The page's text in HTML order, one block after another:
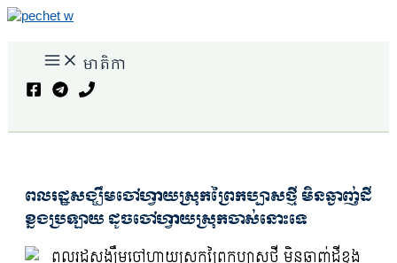
Skip
content
មាតិកា
ពលរដ្ឋសង្ឃឹមចៅហ្វាយស្រុកព្រៃកប្បាសថ្មី មិនឆ្ងាញ់ដី
ខ្នងប្រឡាយ ដូចចៅហ្វាយស្រុកចាស់នោះទេ